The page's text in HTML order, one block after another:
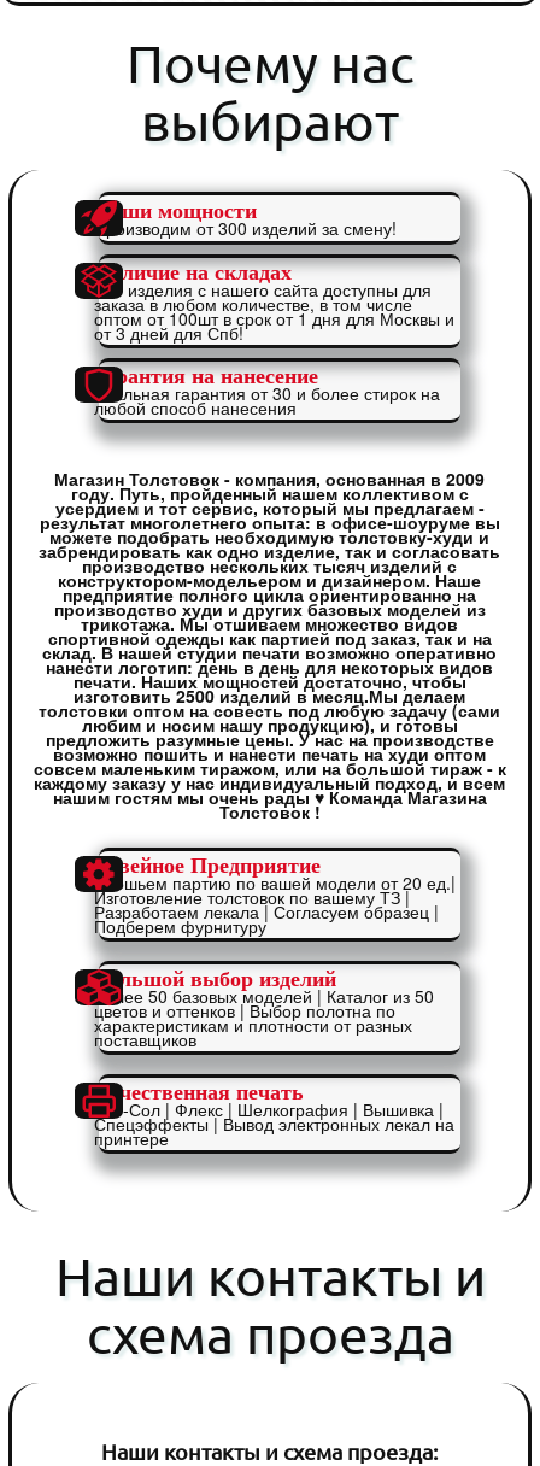
Почему нас
выбирают
Наши мощности
Производим от 300 изделий за смену!
Наличие на складах
Все изделия с нашего сайта доступны для
заказа в любом количестве, в том числе
оптом от 100шт в срок от 1 дня для Москвы и
от 3 дней для Спб!
Гарантия на нанесение
Реальная гарантия от 30 и более стирок на
любой способ нанесения
Магазин Толстовок - компания, основанная в 2009
году. Путь, пройденный нашем коллективом с
усердием и тот сервис, который мы предлагаем -
результат многолетнего опыта: в офисе-шоуруме вы
можете подобрать необходимую толстовку-худи и
забрендировать как одно изделие, так и согласовать
производство нескольких тысяч изделий с
конструктором-модельером и дизайнером. Наше
предприятие полного цикла ориентированно на
производство худи и других базовых моделей из
трикотажа. Мы отшиваем множество видов
спортивной одежды как партией под заказ, так и на
склад. В нашей студии печати возможно оперативно
нанести логотип: день в день для некоторых видов
печати. Наших мощностей достаточно, чтобы
изготовить 2500 изделий в месяц.Мы делаем
толстовки оптом на совесть под любую задачу (сами
любим и носим нашу продукцию), и готовы
предложить разумные цены. У нас на производстве
возможно пошить и нанести печать на худи оптом
совсем маленьким тиражом, или на большой тираж - к
каждому заказу у нас индивидуальный подход, и всем
нашим гостям мы очень рады ♥ Команда Магазина
Толстовок !
Швейное Предприятие
Отошьем партию по вашей модели от 20 ед.|
Изготовление толстовок по вашему ТЗ |
Разработаем лекала | Согласуем образец |
Подберем фурнитуру
Большой выбор изделий
Более 50 базовых моделей | Каталог из 50
цветов и оттенков | Выбор полотна по
характеристикам и плотности от разных
поставщиков
Качественная печать
Эко-Сол | Флекс | Шелкография | Вышивка |
Спецэффекты | Вывод электронных лекал на
принтере
Наши контакты и
схема проезда
Наши контакты и схема проезда: